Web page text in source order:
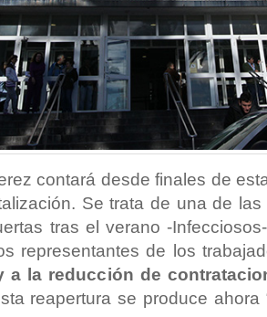
contará desde finales de
Se trata de una de
tras el verano -
representantes de los
a la reducción de
reapertura se produce ahora